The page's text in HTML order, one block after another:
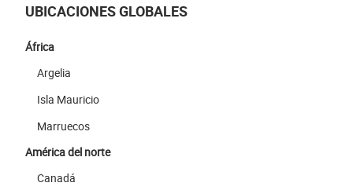
UBICACIONES GLOBALES
África
Argelia
Isla Mauricio
Marruecos
América del norte
Canadá